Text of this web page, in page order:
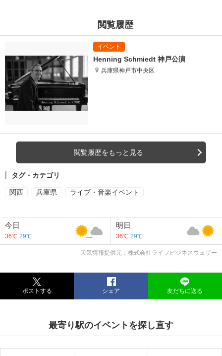
閲覧履歴
Henning Schmiedt 神戸公演
兵庫県神戸市中央区
閲覧履歴をもっと見る
タグ・カテゴリ
関西 兵庫県 ライブ・音楽イベント
今日
36℃ 29℃
明日
36℃ 29℃
天気情報提供元：株式会社ライフビジネスウェザー
ポストする シェア 友だちに送る
最寄り駅のイベントを探し直す